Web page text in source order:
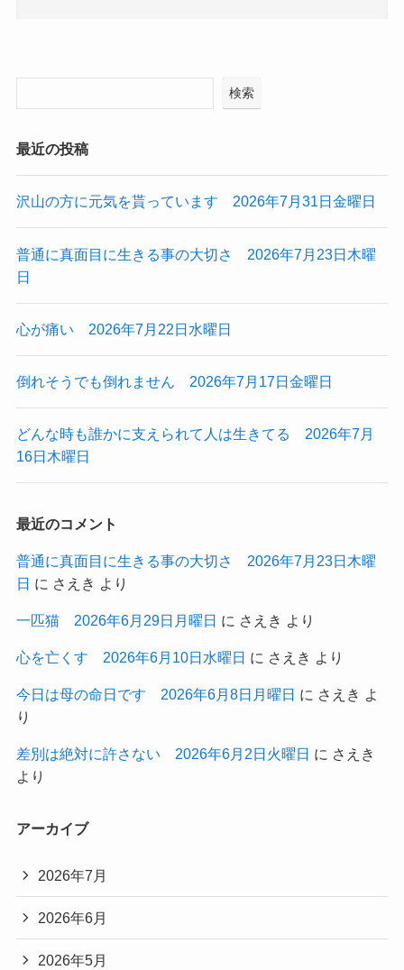
検索
最近の投稿
沢山の方に元気を貰っています 2026年7月31日金曜日
普通に真面目に生きる事の大切さ 2026年7月23日木曜
日
心が痛い 2026年7月22日水曜日
倒れそうでも倒れません 2026年7月17日金曜日
どんな時も誰かに支えられて人は生きてる 2026年7月
16日木曜日
最近のコメント
普通に真面目に生きる事の大切さ 2026年7月23日木曜
日 に さえき より
一匹猫 2026年6月29日月曜日 に さえき より
心を亡くす 2026年6月10日水曜日 に さえき より
今日は母の命日です 2026年6月8日月曜日 に さえき よ
り
差別は絶対に許さない 2026年6月2日火曜日 に さえき
より
アーカイブ
2026年7月
2026年6月
2026年5月